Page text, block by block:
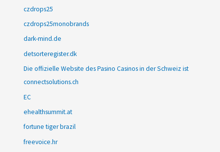
czdrops25
czdrops25monobrands
dark-mind.de
detsorteregister.dk
Die offizielle Website des Pasino Casinos in der Schweiz ist
connectsolutions.ch
EC
ehealthsummit.at
fortune tiger brazil
freevoice.hr